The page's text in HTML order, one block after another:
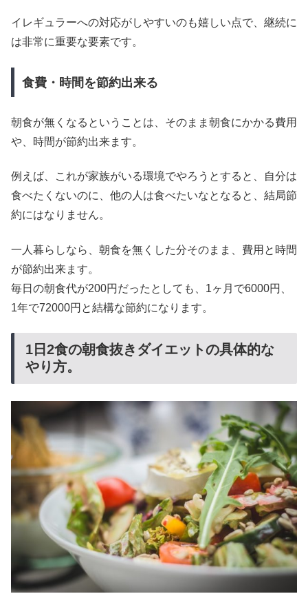
イレギュラーへの対応がしやすいのも嬉しい点で、継続に
は非常に重要な要素です。
食費・時間を節約出来る
朝食が無くなるということは、そのまま朝食にかかる費用
や、時間が節約出来ます。
例えば、これが家族がいる環境でやろうとすると、自分は
食べたくないのに、他の人は食べたいなとなると、結局節
約にはなりません。
一人暮らしなら、朝食を無くした分そのまま、費用と時間
が節約出来ます。
毎日の朝食代が200円だったとしても、1ヶ月で6000円、
1年で72000円と結構な節約になります。
1日2食の朝食抜きダイエットの具体的な
やり方。